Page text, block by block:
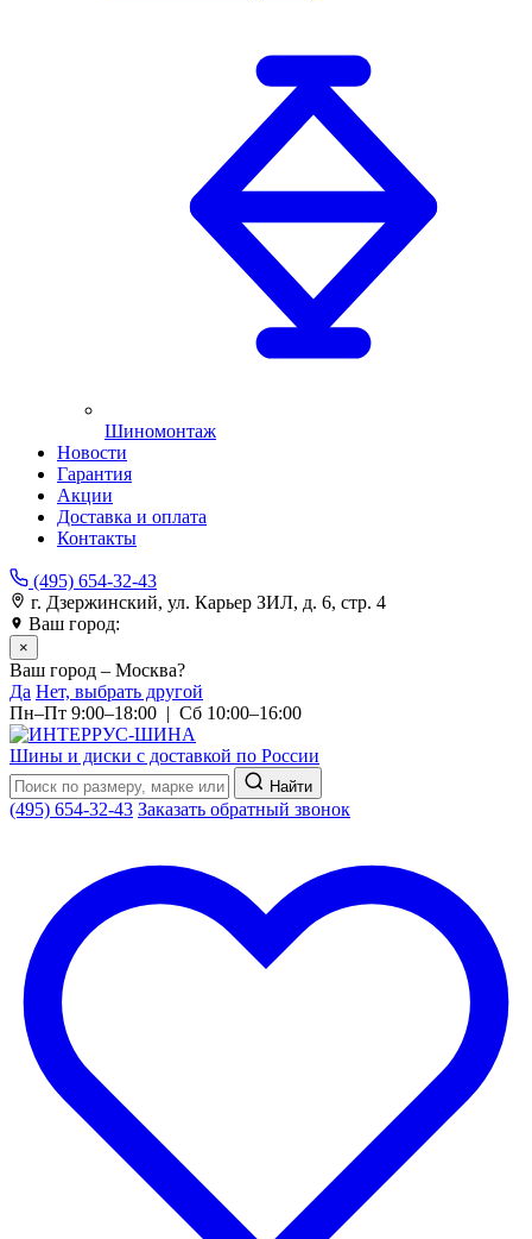
Шиномонтаж
Новости
Гарантия
Акции
Доставка и оплата
Контакты
(495) 654-32-43
г. Дзержинский, ул. Карьер ЗИЛ, д. 6, стр. 4
Ваш город:
×
Ваш город – Москва?
Да Нет, выбрать другой
Пн–Пт 9:00–18:00 | Сб 10:00–16:00
Шины и диски с доставкой по России
Найти
(495) 654-32-43 Заказать обратный звонок